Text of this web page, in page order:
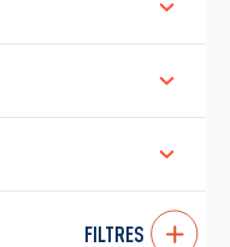
FILTRES